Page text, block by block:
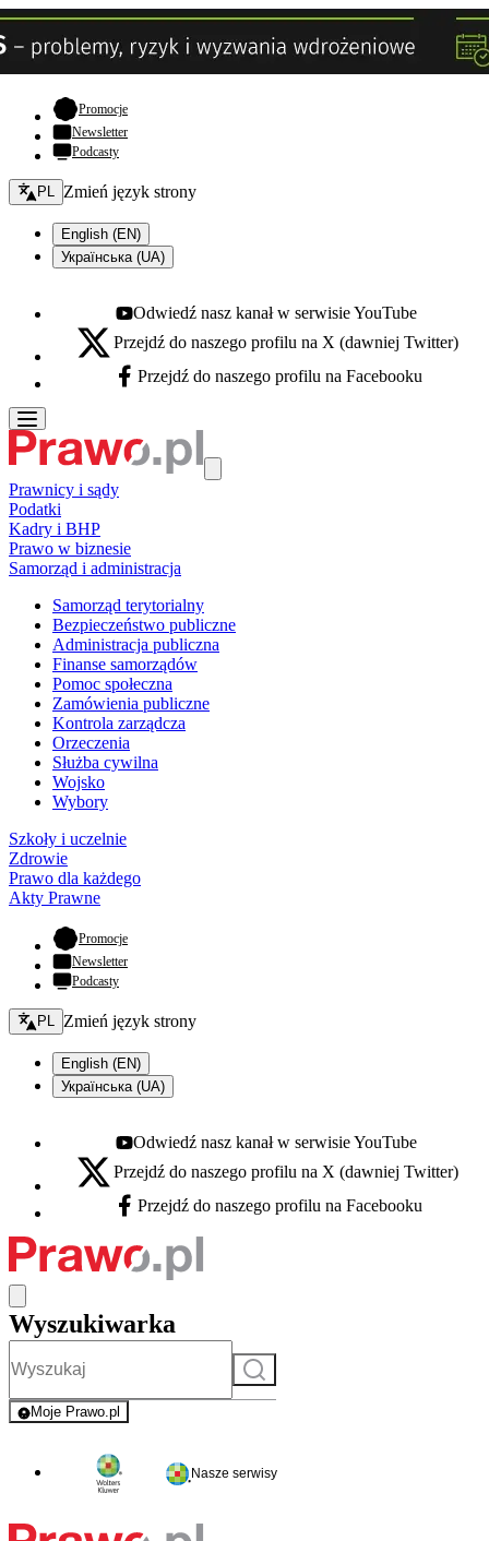
Promocje- otwiera się w nowej karcie
Newsletter
Podcasty
Zmień język - bieżący:
PL Zmień język strony
English (EN)
Українська (UA)
Youtube - otwiera się w nowej karcie
Odwiedź nasz kanał w serwisie YouTube
X - otwiera się w nowej karcie
Przejdź do naszego profilu na X (dawniej Twitter)
Facebook - otwiera się w nowej karcie
Przejdź do naszego profilu na Facebooku
Prawnicy i sądy
Podatki
Kadry i BHP
Prawo w biznesie
Samorząd i administracja
Samorząd terytorialny
Bezpieczeństwo publiczne
Administracja publiczna
Finanse samorządów
Pomoc społeczna
Zamówienia publiczne
Kontrola zarządcza
Orzeczenia
Służba cywilna
Wojsko
Wybory
Szkoły i uczelnie
Zdrowie
Prawo dla każdego
Akty Prawne
Promocje- otwiera się w nowej karcie
Newsletter
Podcasty
Zmień język - bieżący:
PL Zmień język strony
English (EN)
Українська (UA)
Youtube - otwiera się w nowej karcie
Odwiedź nasz kanał w serwisie YouTube
X - otwiera się w nowej karcie
Przejdź do naszego profilu na X (dawniej Twitter)
Facebook - otwiera się w nowej karcie
Przejdź do naszego profilu na Facebooku
Wyszukiwarka
Szukaj
Moje Prawo.pl
- rejestracja i logowanie do serwisu
Nasze serwisy